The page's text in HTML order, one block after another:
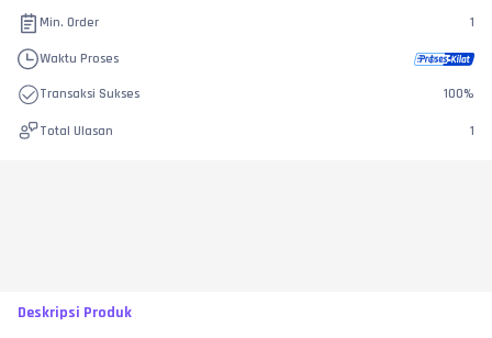
Min. Order 1
Waktu Proses
Transaksi Sukses 100%
Total Ulasan 1
Deskripsi Produk